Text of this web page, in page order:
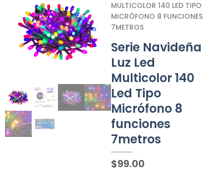
MULTICOLOR 140 LED TIPO
MICRÓFONO 8 FUNCIONES
7METROS
Serie Navideña
Luz Led
Multicolor 140
Led Tipo
Micrófono 8
funciones
7metros
$99.00